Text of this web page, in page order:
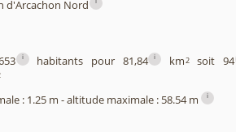
d'Arcachon Nord
i habitants pour 81,84 i km2soit 94
: 1.25 m - altitude maximale : 58.54 m i